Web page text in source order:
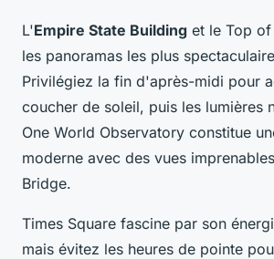
L'Empire State Building et le Top
les panoramas les plus
Privilégiez la fin d'après-midi pour
coucher de soleil, puis les lumières
One World Observatory constitue
moderne avec des vues
Bridge.
Times Square fascine par son
mais évitez les heures de pointe